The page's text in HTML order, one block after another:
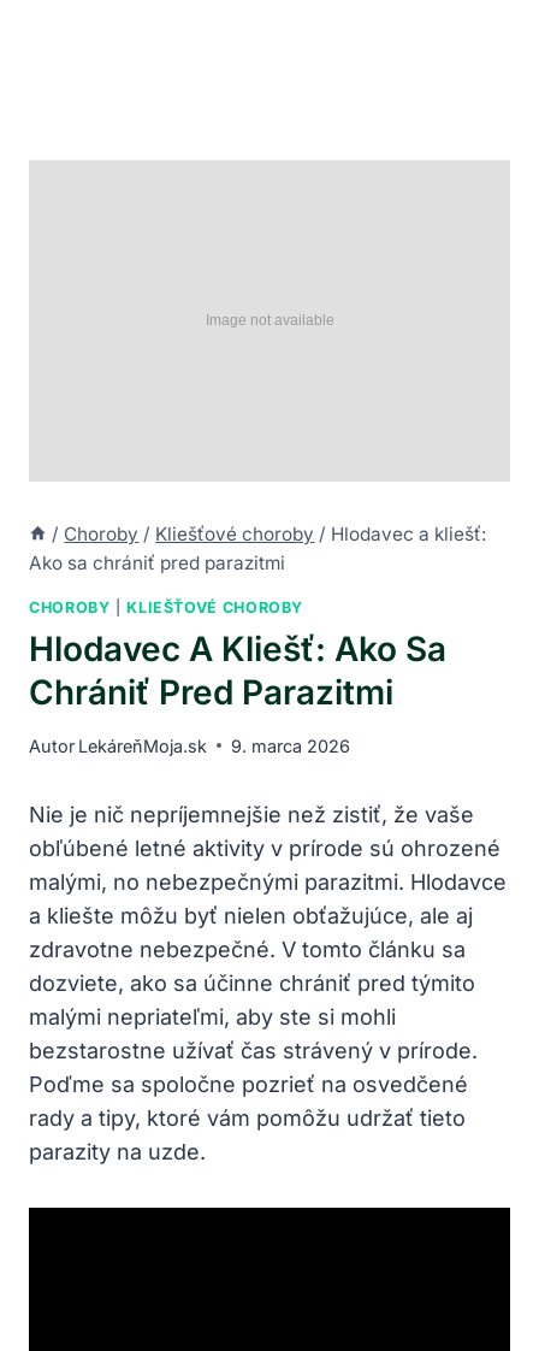
/ Choroby / Kliešťové choroby / Hlodavec a kliešť:
Ako sa chrániť pred parazitmi
CHOROBY |KLIEŠŤOVÉ CHOROBY
Hlodavec A Kliešť: Ako Sa
Chrániť Pred Parazitmi
Autor LekáreňMoja.sk 9. marca 2026
Nie je nič nepríjemnejšie než zistiť,‌ že ‍vaše
obľúbené⁢ letné aktivity v prírode ‌sú ohrozené⁢
malými, no nebezpečnými parazitmi. ⁢Hlodavce
a⁢ kliešte môžu byť nielen ⁤obťažujúce, ‌ale⁢ aj
zdravotne ⁢nebezpečné. V tomto článku sa​
dozviete, ako⁤ sa ⁣účinne ‍chrániť​ pred týmito
malými ⁢nepriateľmi, aby ste si mohli
⁢bezstarostne užívať čas strávený v prírode.‌
Poďme ​sa spoločne pozrieť ​na osvedčené
rady a tipy, ktoré vám ⁢pomôžu udržať tieto
parazity ⁢na uzde.